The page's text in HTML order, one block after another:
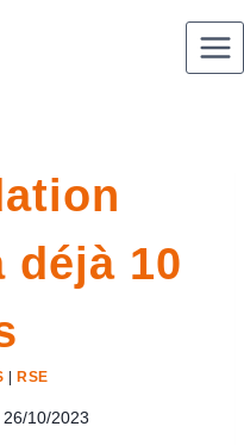
déjà 10
RSE
26/10/2023